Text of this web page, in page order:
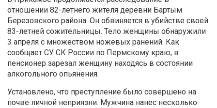
отношении 82-летнего жителя деревни Бартым
Березовского района. Он обвиняется в убийстве своей
83-летней сожительницы. Тело женщины обнаружили
3 апреля с множеством ножевых ранений. Как
сообщает СУ СК России по Пермскому краю, в
пенсионер зарезал женщину находясь в состоянии
алкогольного опьянения.
Установлено, что преступление было совершено на
почве личной неприязни. Мужчина нанес несколько